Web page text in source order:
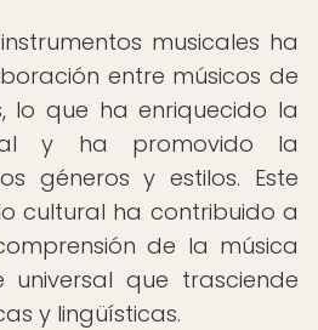
musicales ha
entre músicos de
lo que ha enriquecido la
y ha promovido la
géneros y estilos. Este
cultural ha contribuido a
de la música
que trasciende
y lingüísticas.